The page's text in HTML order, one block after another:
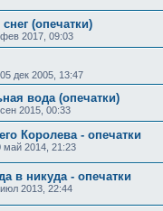
(опечатки)
2017, 09:03
05 дек 2005, 13:47
вода (опечатки)
2015, 00:33
Королева - опечатки
май 2014, 21:23
в никуда - опечатки
2013, 22:44